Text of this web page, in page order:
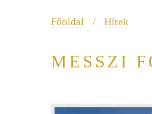
Főoldal / Hírek
MESSZI